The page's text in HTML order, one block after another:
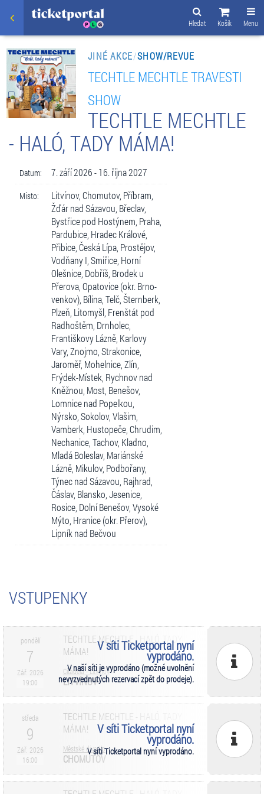
Menu
Košík
Hledat
JINÉ AKCE/SHOW/REVUE
TECHTLE MECHTLE TRAVESTI
SHOW
TECHTLE MECHTLE
- HALÓ, TADY MÁMA!
Datum: 7. září 2026 - 16. října 2027
Místo:
Litvínov, Chomutov, Příbram,
Žďár nad Sázavou, Břeclav,
Bystřice pod Hostýnem, Praha,
Pardubice, Hradec Králové,
Přibice, Česká Lípa, Prostějov,
Vodňany I, Smiřice, Horní
Olešnice, Dobříš, Brodek u
Přerova, Opatovice (okr. Brno-
venkov), Bílina, Telč, Šternberk,
Plzeň, Litomyšl, Frenštát pod
Radhoštěm, Drnholec,
Františkovy Lázně, Karlovy
Vary, Znojmo, Strakonice,
Jaroměř, Mohelnice, Zlín,
Frýdek-Místek, Rychnov nad
Kněžnou, Most, Benešov,
Lomnice nad Popelkou,
Nýrsko, Sokolov, Vlašim,
Vamberk, Hustopeče, Chrudim,
Nechanice, Tachov, Kladno,
Mladá Boleslav, Mariánské
Lázně, Mikulov, Podbořany,
Týnec nad Sázavou, Rajhrad,
Čáslav, Blansko, Jesenice,
Rosice, Dolní Benešov, Vysoké
Mýto, Hranice (okr. Přerov),
Lipník nad Bečvou
VSTUPENKY
pondělí
7
Zář. 2026
19:00
V síti Ticketportal nyní
vyprodáno.
V naší síti je vyprodáno (možné uvolnění
nevyzvednutých rezervací zpět do prodeje).
TECHTLE MECHTLE - HALÓ, TADY
MÁMA!
Citadela - Litvínov
LITVÍNOV
středa
9
Zář. 2026
16:00
V síti Ticketportal nyní
vyprodáno.
V síti Ticketportal nyní vyprodáno.
TECHTLE MECHTLE - HALÓ, TADY
MÁMA!
Městské divadlo
CHOMUTOV